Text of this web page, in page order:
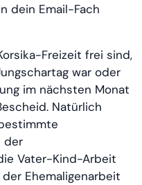
dein Email-Fach
Freizeit frei sind,
war oder
im nächsten Monat
Natürlich
der
Vater-Kind-Arbeit
Ehemaligenarbeit